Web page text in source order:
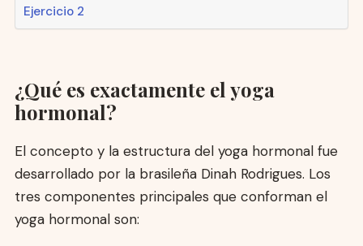
Ejercicio 2
¿Qué es exactamente el yoga
hormonal?
El concepto y la estructura del yoga hormonal fue
desarrollado por la brasileña Dinah Rodrigues. Los
tres componentes principales que conforman el
yoga hormonal son: